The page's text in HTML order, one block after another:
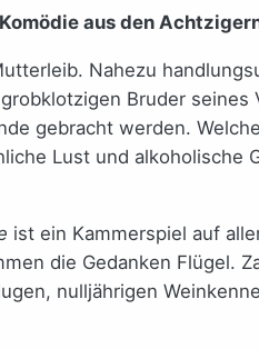
aus den
Nahezu
Bruder
gebracht werden.
Lust und
ist ein Kammerspiel auf
die Gedanken Flügel.
nulljährigen